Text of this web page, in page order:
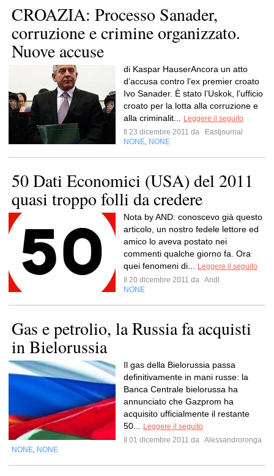
CROAZIA: Processo Sanader,
corruzione e crimine organizzato.
Nuove accuse
di Kaspar HauserAncora un atto
d’accusa contro l’ex premier croato
Ivo Sanader. È stato l’Uskok, l’ufficio
croato per la lotta alla corruzione e
alla criminalit...
Leggere il seguito
Il 23 dicembre 2011 da
Eastjournal
NONE NONE
50 Dati Economici (USA) del 2011
quasi troppo folli da credere
Nota by AND: conoscevo già questo
articolo, un nostro fedele lettore ed
amico lo aveva postato nei
commenti qualche giorno fa. Ora
quei fenomeni di...
Leggere il seguito
Il 20 dicembre 2011 da Andl
NONE
Gas e petrolio, la Russia fa acquisti
in Bielorussia
Il gas della Bielorussia passa
definitivamente in mani russe: la
Banca Centrale bielorussa ha
annunciato che Gazprom ha
acquisito ufficialmente il restante
50...
Leggere il seguito
Il 01 dicembre 2011 da Alessandroronga
NONE NONE